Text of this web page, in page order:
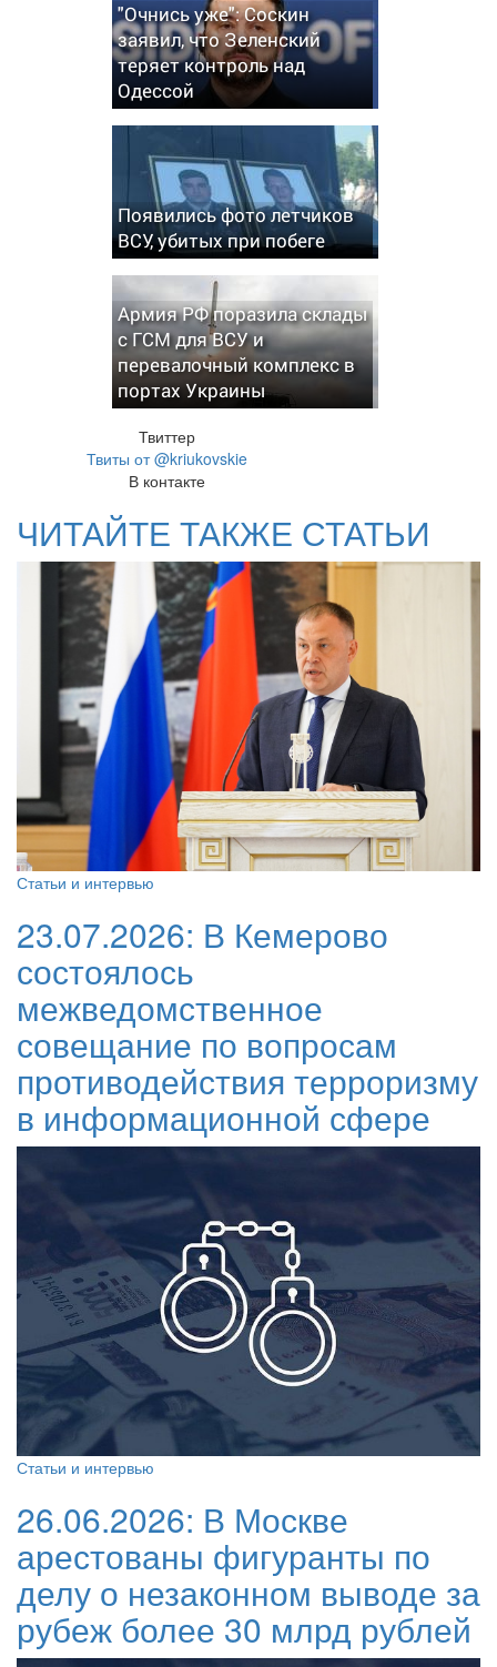
"Очнись уже": Соскин
заявил, что Зеленский
теряет контроль над
Одессой
Появились фото летчиков
ВСУ, убитых при побеге
Армия РФ поразила склады
с ГСМ для ВСУ и
перевалочный комплекс в
портах Украины
Твиттер
Твиты от @kriukovskie
В контакте
ЧИТАЙТЕ ТАКЖЕ СТАТЬИ
Статьи и интервью
23.07.2026: В Кемерово
состоялось
межведомственное
совещание по вопросам
противодействия терроризму
в информационной сфере
Статьи и интервью
26.06.2026: В Москве
арестованы фигуранты по
делу о незаконном выводе за
рубеж более 30 млрд рублей